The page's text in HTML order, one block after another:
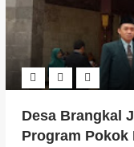
Desa Brangkal
Program Pokok